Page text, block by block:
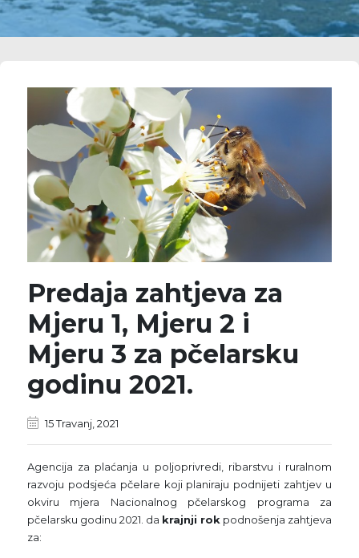
Predaja zahtjeva za
Mjeru 1, Mjeru 2 i
Mjeru 3 za pčelarsku
godinu 2021.
15 Travanj, 2021
Agencija za plaćanja u poljoprivredi, ribarstvu i ruralnom
razvoju podsjeća pčelare koji planiraju podnijeti zahtjev u
okviru mjera Nacionalnog pčelarskog programa za
pčelarsku godinu 2021. da krajnji rok podnošenja zahtjeva
za: